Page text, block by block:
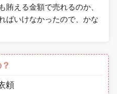
賄える金額で売れるのか、
ばいけなかったので、かな
頼